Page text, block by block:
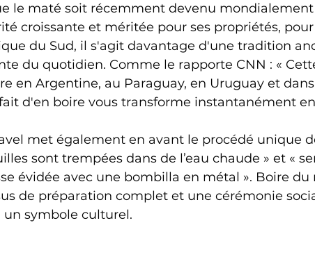
le maté soit récemment devenu
croissante et méritée pour ses propriétés,
du Sud, il s'agit davantage d'une tradition
du quotidien. Comme le rapporte CNN : «
en Argentine, au Paraguay, en Uruguay et
d'en boire vous transforme instantanément
met également en avant le procédé unique
sont trempées dans de l’eau chaude » et «
évidée avec une bombilla en métal ». Boire
de préparation complet et une cérémonie
un symbole culturel.